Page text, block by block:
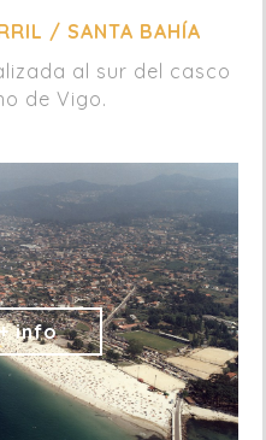
/ SANTA BAHÍA
al sur del casco
de Vigo.